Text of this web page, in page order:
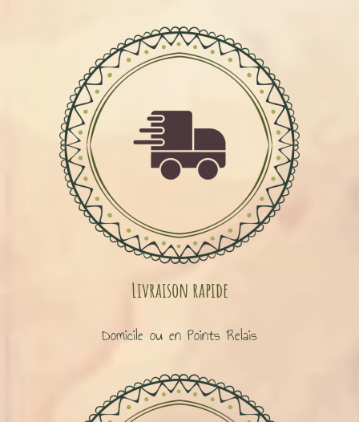
Livraison rapide
Domicile ou en Points Relais